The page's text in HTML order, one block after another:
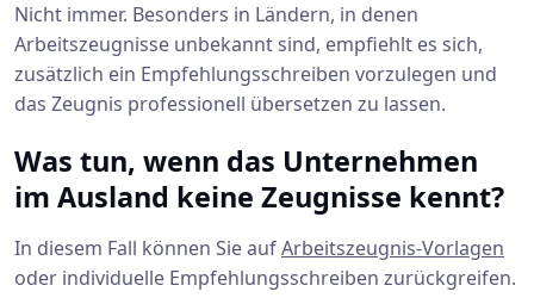
Nicht immer. Besonders in Ländern, in denen
Arbeitszeugnisse unbekannt sind, empfiehlt es sich,
zusätzlich ein Empfehlungsschreiben vorzulegen und
das Zeugnis professionell übersetzen zu lassen.
Was tun, wenn das Unternehmen
im Ausland keine Zeugnisse kennt?
In diesem Fall können Sie aufArbeitszeugnis-Vorlagen
oder individuelle Empfehlungsschreiben zurückgreifen.